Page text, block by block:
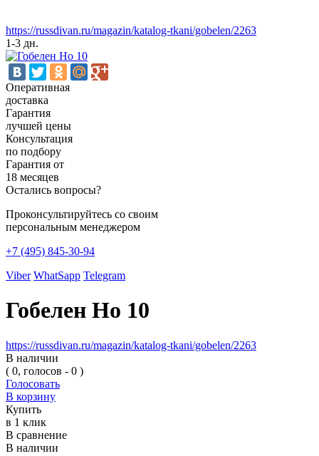
https://russdivan.ru/magazin/katalog-tkani/gobelen/2263
1-3 дн.
Оперативная
доставка
Гарантия
лучшей цены
Консультация
по подбору
Гарантия от
18 месяцев
Остались вопросы?
Проконсультируйтесь со своим
персональным менеджером
+7 (495) 845-30-94
Viber WhatSapp Telegram
Гобелен Но 10
https://russdivan.ru/magazin/katalog-tkani/gobelen/2263
В наличии
( 0, голосов - 0 )
Голосовать
В корзину
Купить
в 1 клик
В сравнение
В наличии